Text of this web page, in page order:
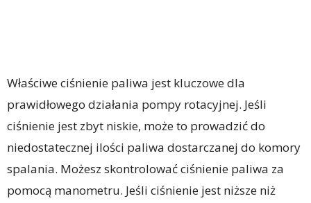
Właściwe ciśnienie paliwa jest kluczowe dla
prawidłowego działania pompy rotacyjnej. Jeśli
ciśnienie jest zbyt niskie, może to prowadzić do
niedostatecznej ilości paliwa dostarczanej do komory
spalania. Możesz skontrolować ciśnienie paliwa za
pomocą manometru. Jeśli ciśnienie jest niższe niż